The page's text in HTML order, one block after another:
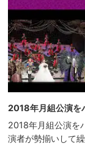
2018年月組公演を
2018年月組公演を
演者が勢揃いして